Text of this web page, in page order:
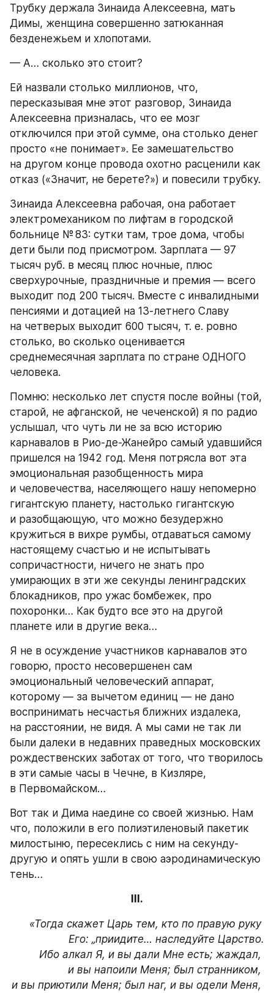
Трубку держала Зинаида Алексеевна, мать
Димы, женщина совершенно затюканная
безденежьем и хлопотами.
— А… сколько это стоит?
Ей назвали столько миллионов, что,
пересказывая мне этот разговор, Зинаида
Алексеевна призналась, что ее мозг
отключился при этой сумме, она столько денег
просто «не понимает». Ее замешательство
на другом конце провода охотно расценили как
отказ («Значит, не берете?») и повесили трубку.
Зинаида Алексеевна рабочая, она работает
электромехаником по лифтам в городской
больнице № 83: сутки там, трое дома, чтобы
дети были под присмотром. Зарплата — 97
тысяч руб. в месяц плюс ночные, плюс
сверхурочные, праздничные и премия — всего
выходит под 200 тысяч. Вместе с инвалидными
пенсиями и дотацией на 13-летнего Славу
на четверых выходит 600 тысяч, т. е. ровно
столько, во сколько оценивается
среднемесячная зарплата по стране ОДНОГО
человека.
Помню: несколько лет спустя после войны (той,
старой, не афганской, не чеченской) я по радио
услышал, что чуть ли не за всю историю
карнавалов в Рио-де-Жанейро самый удавшийся
пришелся на 1942 год. Меня потрясла вот эта
эмоциональная разобщенность мира
и человечества, населяющего нашу непомерно
гигантскую планету, настолько гигантскую
и разобщающую, что можно безудержно
кружиться в вихре румбы, отдаваться самому
настоящему счастью и не испытывать
сопричастности, ничего не знать про
умирающих в эти же секунды ленинградских
блокадников, про ужас бомбежек, про
похоронки… Как будто все это на другой
планете или в другие века…
Я не в осуждение участников карнавалов это
говорю, просто несовершенен сам
эмоциональный человеческий аппарат,
которому — за вычетом единиц — не дано
воспринимать несчастья ближних издалека,
на расстоянии, не видя. А мы сами не так ли
были далеки в недавних праведных московских
рождественских заботах от того, что творилось
в эти самые часы в Чечне, в Кизляре,
в Первомайском…
Вот так и Дима наедине со своей жизнью. Нам
что, положили в его полиэтиленовый пакетик
милостыню, пересеклись с ним на секунду-
другую и опять ушли в свою аэродинамическую
тень…
III.
«Тогда скажет Царь тем, кто по правую руку
Его: „приидите… наследуйте Царство.
Ибо алкал Я, и вы дали Мне есть; жаждал,
и вы напоили Меня; был странником,
и вы приютили Меня; был наг, и вы одели Меня,